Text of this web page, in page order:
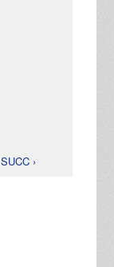
SUCC ›